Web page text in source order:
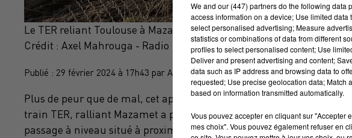
Le TER reliant Toulouse à Mazamet a percuté une remorque
Crédit : Axel Mahrouga - Radio 100%
Publié : 29 février 2024 à 17h43 par Axel Mahrouga
Plus de peur que de mal, cet après-midi, sur la commune de
train TER, ralliant Mazamet a percuté la remorque d'un tracteur
passage à niveau situé à proximité de la scierie SIAT.
We and our (447) partnersdo the following data
access information on a device; Use limited
select personalised advertising; Measure
statistics or combinations of data from different
profiles to select personalised content; Use
Deliver and present advertising and content;
data such as IP address and browsing data to
requested; Use precise geolocation data; Match
based on information transmitted automatically.
Vous pouvez accepter en cliquant sur "Accepter
mes choix". Vous pouvez également refuser en